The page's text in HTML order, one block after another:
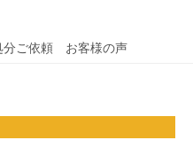
分ご依頼 お客様の声